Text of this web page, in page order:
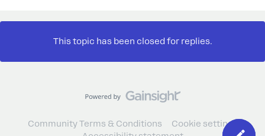
This topic has been closed for replies.
Community Terms & Conditions
Cookie settings